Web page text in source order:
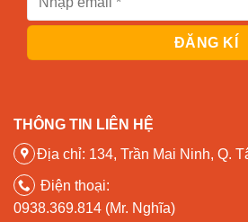
THÔNG TIN LIÊN HỆ
Địa chỉ: 134, Trần Mai Ninh, Q.
Điện thoại:
0938.369.814 (Mr. Nghĩa)